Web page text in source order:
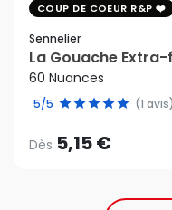
COUP DE COEUR R&P
Sennelier
La Gouache Extra-
60 Nuances
5/5 (1 avis)
Dès 5,15 €